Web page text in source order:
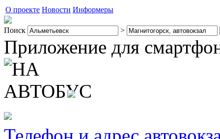
О проекте Новости Информеры
Поиск >
Приложение для